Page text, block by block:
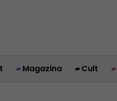
Magazina Cult